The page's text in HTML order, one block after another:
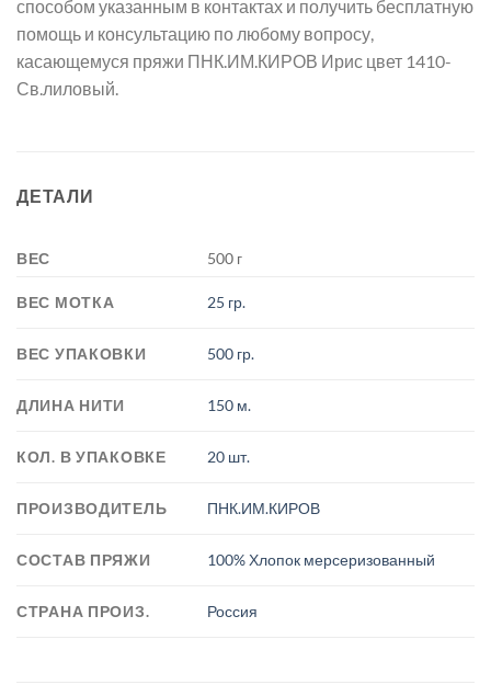
способом указанным в контактах и получить бесплатную
помощь и консультацию по любому вопросу,
касающемуся пряжи ПНК.ИМ.КИРОВ Ирис цвет 1410-
Св.лиловый.
ДЕТАЛИ
ВЕС 500 г
ВЕС МОТКА 25 гр.
ВЕС УПАКОВКИ 500 гр.
ДЛИНА НИТИ 150 м.
КОЛ. В УПАКОВКЕ 20 шт.
ПРОИЗВОДИТЕЛЬ ПНК.ИМ.КИРОВ
СОСТАВ ПРЯЖИ 100% Хлопок мерсеризованный
СТРАНА ПРОИЗ. Россия